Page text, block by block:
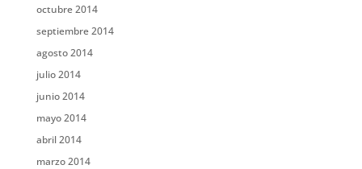
octubre 2014
septiembre 2014
agosto 2014
julio 2014
junio 2014
mayo 2014
abril 2014
marzo 2014